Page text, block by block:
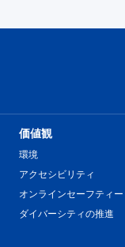
価値観
環境
アクセシビリティ
オンラインセーフティー
ダイバーシティの推進